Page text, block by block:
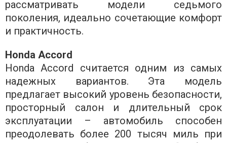
рассматривать модели седьмого
поколения, идеально сочетающие комфорт
и практичность.
Honda Accord
Honda Accord считается одним из самых
надежных вариантов. Эта модель
предлагает высокий уровень безопасности,
просторный салон и длительный срок
эксплуатации – автомобиль способен
преодолевать более 200 тысяч миль при